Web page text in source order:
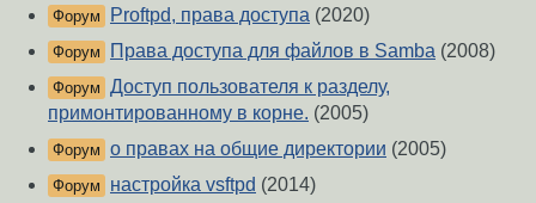
Форум Proftpd, права доступа (2020)
Форум Права доступа для файлов в Samba (2008)
Форум Доступ пользователя к разделу,
примонтированному в корне. (2005)
Форум о правах на общие директории (2005)
Форум настройка vsftpd (2014)